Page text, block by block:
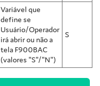
Variável que
define se
Usuário/Operador
irá abrir ou não a
tela F900BAC
(valores "S"/"N")
S